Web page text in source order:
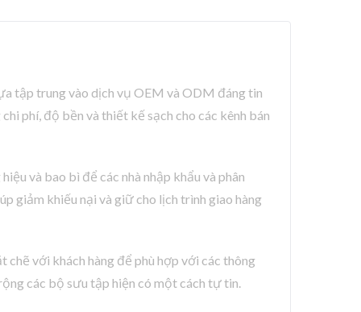
tập trung vào dịch vụ OEM và ODM đáng tin
phí, độ bền và thiết kế sạch cho các kênh bán
và bao bì để các nhà nhập khẩu và phân
giảm khiếu nại và giữ cho lịch trình giao hàng
với khách hàng để phù hợp với các thông
các bộ sưu tập hiện có một cách tự tin.